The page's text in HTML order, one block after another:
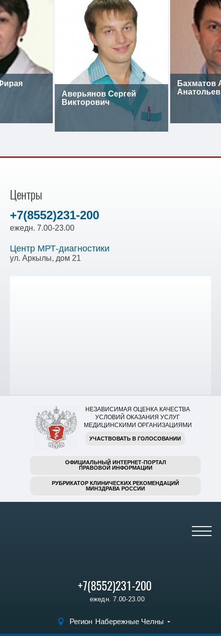
Аверьянов Сергей
Викторович
Бахматов
Центры
+7(8552)231-200
ежедн. 7.00-23.00
Центр МРТ-диагностики
ул. Аркылы, дом 21
НЕЗАВИСИМАЯ ОЦЕНКА КАЧЕСТВА
УСЛОВИЙ ОКАЗАНИЯ УСЛУГ
МЕДИЦИНСКИМИ ОРГАНИЗАЦИЯМИ
УЧАСТВОВАТЬ В ГОЛОСОВАНИИ
ОФИЦИАЛЬНЫЙ ИНТЕРНЕТ-ПОРТАЛ
ПРАВОВОЙ ИНФОРМАЦИИ
РУБРИКАТОР КЛИНИЧЕСКИХ РЕКОМЕНДАЦИЙ
МИНЗДРАВА РОССИИ
+7(8552)231-200
ежедн. 7.00-23.00
Регион Набережные Челны